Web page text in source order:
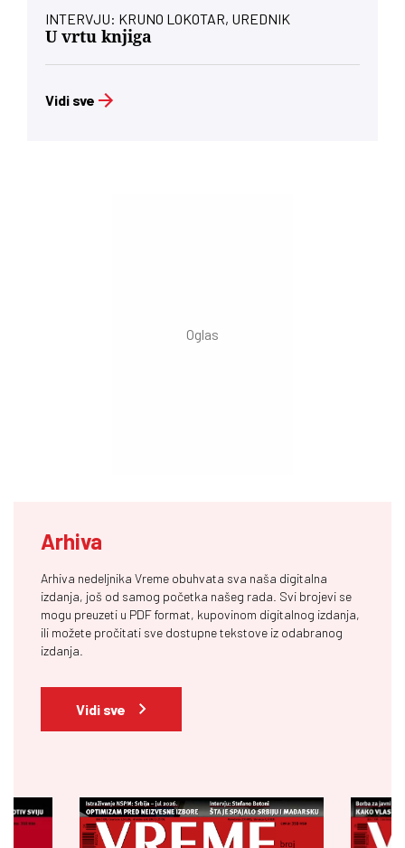
INTERVJU: KRUNO LOKOTAR, UREDNIK
U vrtu knjiga
Vidi sve
Arhiva
Arhiva nedeljnika Vreme obuhvata sva naša digitalna
izdanja, još od samog početka našeg rada. Svi brojevi se
mogu preuzeti u PDF format, kupovinom digitalnog izdanja,
ili možete pročitati sve dostupne tekstove iz odabranog
izdanja.
Vidi sve